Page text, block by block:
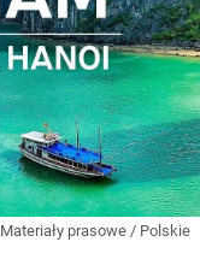
Materiały prasowe / Polskie